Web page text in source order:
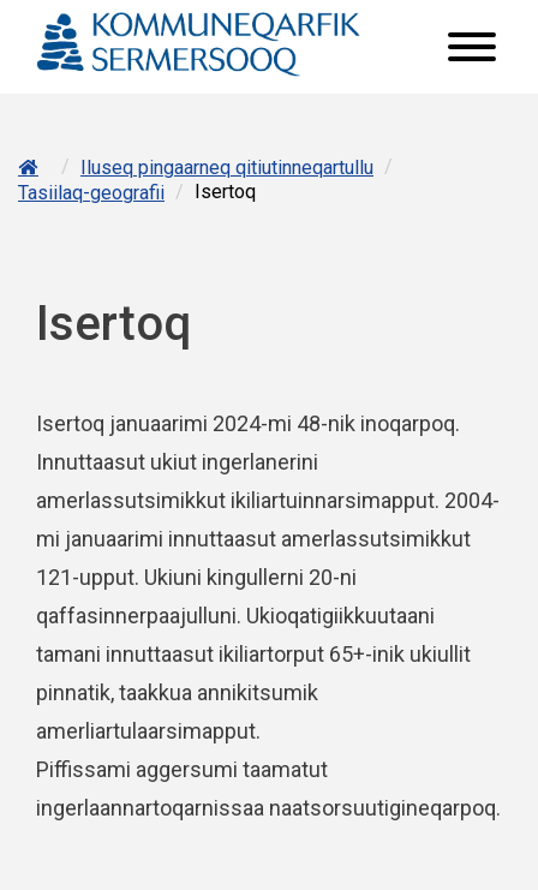
/ Iluseq pingaarneq qitiutinneqartullu /
Tasiilaq-geografii / Isertoq
Isertoq
Isertoq januaarimi 2024-mi 48-nik inoqarpoq.
Innuttaasut ukiut ingerlanerini
amerlassutsimikkut ikiliartuinnarsimapput. 2004-
mi januaarimi innuttaasut amerlassutsimikkut
121-upput. Ukiuni kingullerni 20-ni
qaffasinnerpaajulluni. Ukioqatigiikkuutaani
tamani innuttaasut ikiliartorput 65+-inik ukiullit
pinnatik, taakkua annikitsumik
amerliartulaarsimapput.
Piffissami aggersumi taamatut
ingerlaannartoqarnissaa naatsorsuutigineqarpoq.